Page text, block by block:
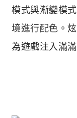
模式與漸變模
境進行配色。
為遊戲注入滿